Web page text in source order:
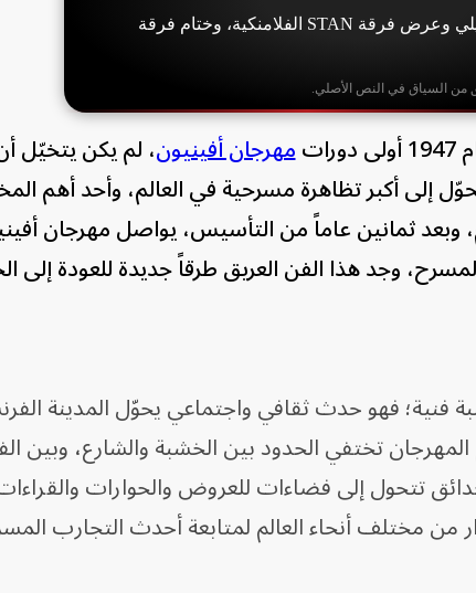
وتاريخية، منها تعاون برازيلي وعرض فرقة STAN الفلامنكية، وختام فرقة
من السياق في النص الأصلي.
مهرجان أفينيون، لم يكن يتخيّل
إلى أكبر تظاهرة مسرحية في العالم، وأحد أهم
وبعد ثمانين عاماً من التأسيس، يواصل مهرجان
وجد هذا الفن العريق طرقاً جديدة للعودة إلى
فنية؛ فهو حدث ثقافي واجتماعي يحوّل المدينة
تختفي الحدود بين الخشبة والشارع، وبين
تتحول إلى فضاءات للعروض والحوارات
من مختلف أنحاء العالم لمتابعة أحدث التجارب